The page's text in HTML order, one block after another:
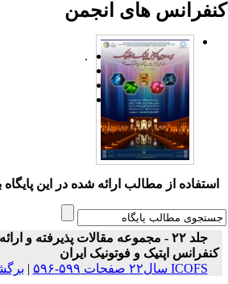
های انجمن
.
استفاده از مطالب ارائه شده در این پایگاه
جلد ۲۲ - مجموعه مقالات پذیرفته و
کنفرانس اپتیک و فوتونیک ایران
ICOFS سال۲۲ صفحات ۵۹۹-۵۹۶
|